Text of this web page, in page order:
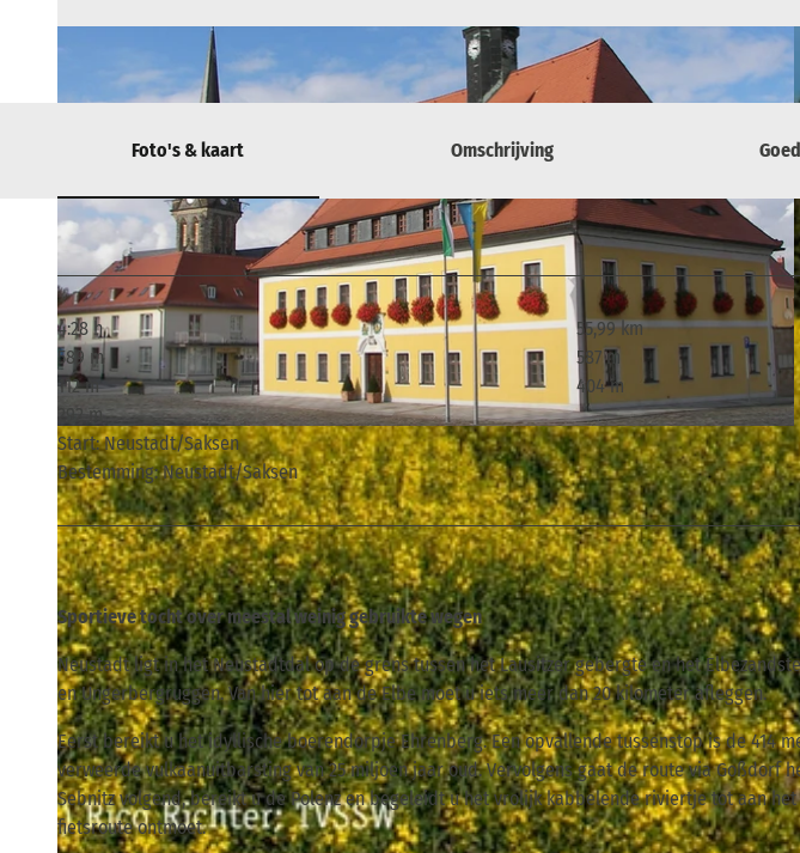
© siwi1 - fotolia.com, Tourismusverband Sächsische Schweiz
Foto's & kaart Omschrijving
4:28 h
55,99 km
589 m
587 m
112 m
404 m
292 m
Start: Neustadt/Saksen
Bestemming: Neustadt/Saksen
Sportieve tocht over meestal weinig gebruikte wegen
Neustadt ligt in het Neustadtdal op de grens tussen het Lausitzer gebergte en het
en Ungerbergruggen. Van hier tot aan de Elbe moet u iets meer dan 20 kilometer afleggen.
Eerst bereikt u het idyllische boerendorpje Ehrenberg. Een opvallende tussenstop is de 414
verweerde vulkaanuitbarsting van 25 miljoen jaar oud. Vervolgens gaat de route via Goßdorf
Sebnitz volgend, bereikt u de Polenz en begeleidt u het vrolijk kabbelende riviertje tot aan
fietsroute ontmoet.